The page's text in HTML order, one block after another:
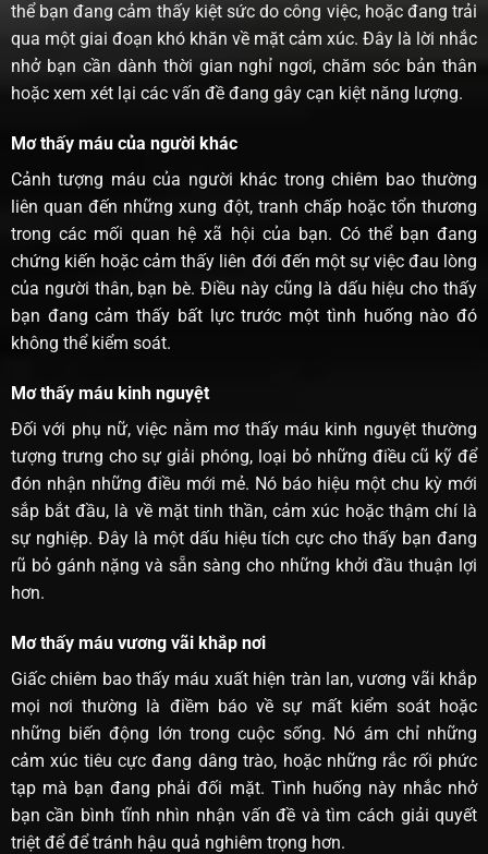
thể bạn đang cảm thấy kiệt sức do công việc, hoặc đang trải
qua một giai đoạn khó khăn về mặt cảm xúc. Đây là lời nhắc
nhở bạn cần dành thời gian nghỉ ngơi, chăm sóc bản thân
hoặc xem xét lại các vấn đề đang gây cạn kiệt năng lượng.
Mơ thấy máu của người khác
Cảnh tượng máu của người khác trong chiêm bao thường
liên quan đến những xung đột, tranh chấp hoặc tổn thương
trong các mối quan hệ xã hội của bạn. Có thể bạn đang
chứng kiến hoặc cảm thấy liên đới đến một sự việc đau lòng
của người thân, bạn bè. Điều này cũng là dấu hiệu cho thấy
bạn đang cảm thấy bất lực trước một tình huống nào đó
không thể kiểm soát.
Mơ thấy máu kinh nguyệt
Đối với phụ nữ, việc nằm mơ thấy máu kinh nguyệt thường
tượng trưng cho sự giải phóng, loại bỏ những điều cũ kỹ để
đón nhận những điều mới mẻ. Nó báo hiệu một chu kỳ mới
sắp bắt đầu, là về mặt tinh thần, cảm xúc hoặc thậm chí là
sự nghiệp. Đây là một dấu hiệu tích cực cho thấy bạn đang
rũ bỏ gánh nặng và sẵn sàng cho những khởi đầu thuận lợi
hơn.
Mơ thấy máu vương vãi khắp nơi
Giấc chiêm bao thấy máu xuất hiện tràn lan, vương vãi khắp
mọi nơi thường là điềm báo về sự mất kiểm soát hoặc
những biến động lớn trong cuộc sống. Nó ám chỉ những
cảm xúc tiêu cực đang dâng trào, hoặc những rắc rối phức
tạp mà bạn đang phải đối mặt. Tình huống này nhắc nhở
bạn cần bình tĩnh nhìn nhận vấn đề và tìm cách giải quyết
triệt để để tránh hậu quả nghiêm trọng hơn.